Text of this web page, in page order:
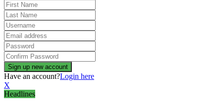
Have an account?Login here
X
Headlines